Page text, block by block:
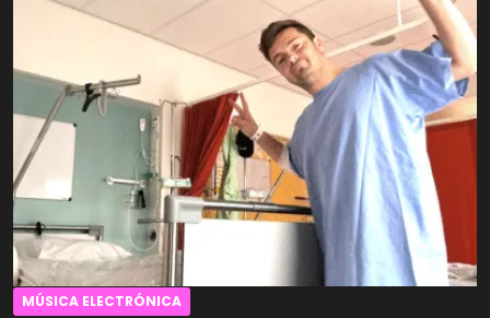
MÚSICA ELECTRÓNICA